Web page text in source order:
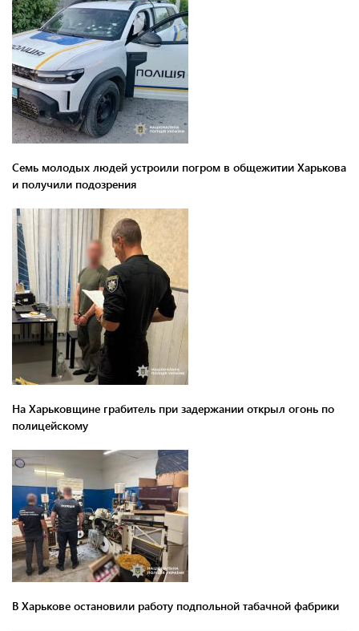
Семь молодых людей устроили погром в общежитии Харькова
и получили подозрения
На Харьковщине грабитель при задержании открыл огонь по
полицейскому
В Харькове остановили работу подпольной табачной фабрики